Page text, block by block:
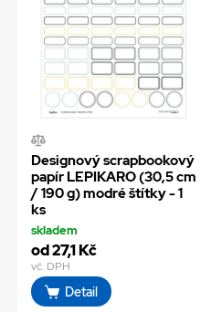
Designový scrapbookový
papír LEPIKARO (30,5 cm
/ 190 g) modré štítky - 1
ks
skladem
od 27,1 Kč
vč. DPH
Detail